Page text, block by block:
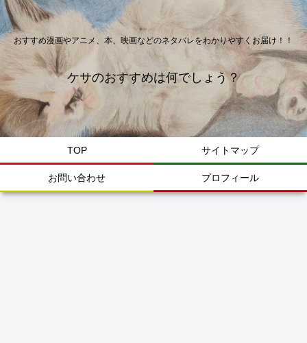
おすすめ漫画やアニメ、本、映画などのネタバレをわかりやすくお届け！！
ケサのおすすめは何でしょう？
TOP サイトマップ
お問い合わせ プロフィール